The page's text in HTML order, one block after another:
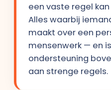
een vaste regel
Alles waarbij
maakt over een
mensenwerk — en
ondersteuning
aan strenge regels.